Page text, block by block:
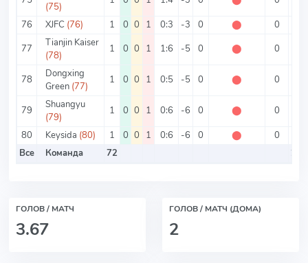
(75)
76
XJFC (76) 1 0 0 1 0:3 -3 0 ⬤ 0
77
Tianjin Kaiser
(78)
1 0 0 1 1:6 -5 0 ⬤ 0
78
Dongxing
Green (77)
1 0 0 1 0:5 -5 0 ⬤ 0
79
Shuangyu
(79)
1 0 0 1 0:6 -6 0 ⬤ 0
80
Keysida (80) 1 0 0 1 0:6 -6 0 ⬤ 0
Все
Команда 72
ГОЛОВ / МАТЧ
3.67
ГОЛОВ / МАТЧ (ДОМА)
2